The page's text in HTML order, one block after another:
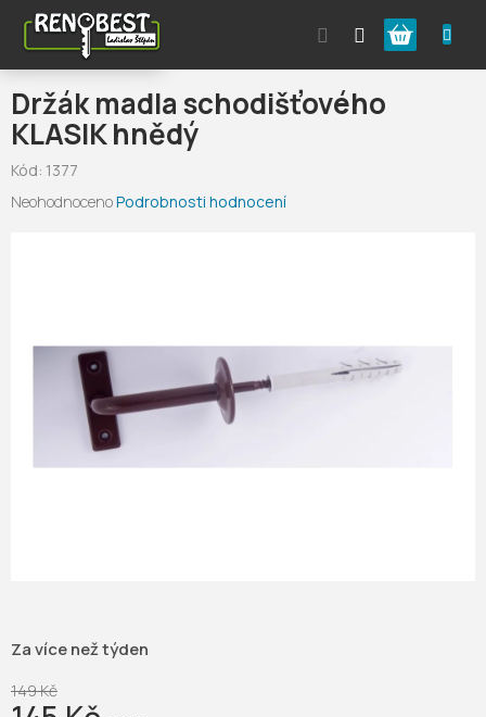
obsah
Nákupní
košík
Držák madla schodišťového
KLASIK hnědý
Kód: 1377
Průměrné
hvězdiček.
NeohodnocenoPodrobnosti hodnocení
149 Kč
Za více než týden